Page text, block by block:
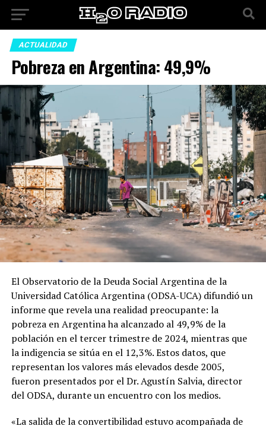
ACTUALIDAD
Pobreza en Argentina: 49,9%
El Observatorio de la Deuda Social Argentina de la
Universidad Católica Argentina (ODSA-UCA) difundió un
informe que revela una realidad preocupante: la
pobreza en Argentina ha alcanzado al 49,9% de la
población en el tercer trimestre de 2024, mientras que
la indigencia se sitúa en el 12,3%. Estos datos, que
representan los valores más elevados desde 2005,
fueron presentados por el Dr. Agustín Salvia, director
del ODSA, durante un encuentro con los medios.
«La salida de la convertibilidad estuvo acompañada de